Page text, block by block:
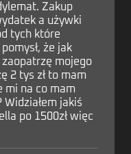
Zakup
a używki
tych które
że jak
mojego
2 tys zł to mam
mi na co mam
jakiś
po 1500zł więc